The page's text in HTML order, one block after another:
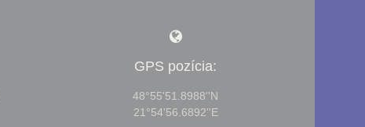
GPS pozícia:
48°55'51.8988''N
21°54'56.6892''E